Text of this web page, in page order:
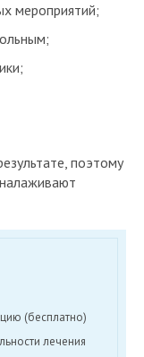
мероприятий;
поэтому
(бесплатно)
лечения